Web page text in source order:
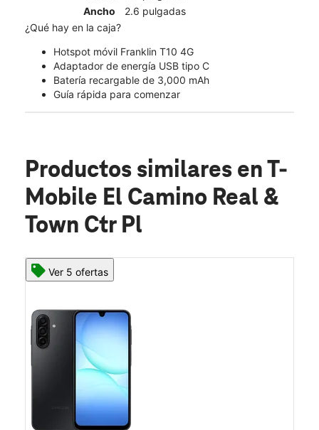
Ancho
2.6 pulgadas
¿Qué hay en la caja?
Hotspot móvil Franklin T10 4G
Adaptador de energía USB tipo C
Batería recargable de 3,000 mAh
Guía rápida para comenzar
Productos similares en T-
Mobile El Camino Real &
Town Ctr Pl
Ver 5 ofertas